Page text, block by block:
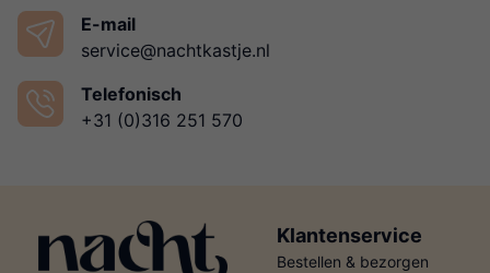
E-mail
service@nachtkastje.nl
Telefonisch
+31 (0)316 251 570
Klantenservice
Bestellen & bezorgen